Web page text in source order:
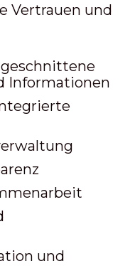
Vertrauen und
Informationen
und